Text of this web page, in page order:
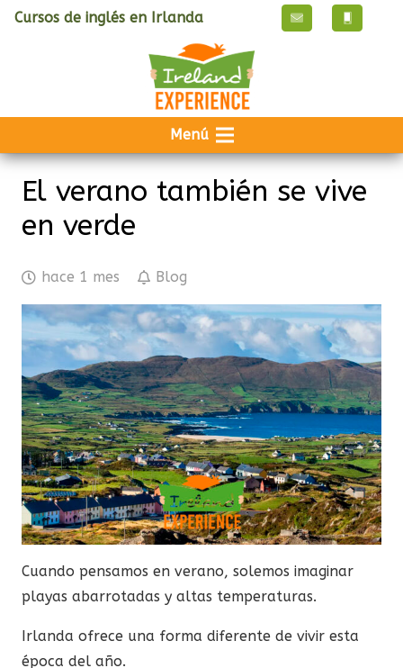
Cursos de inglés en Irlanda
Menú
El verano también se vive
en verde
hace 1 mes Blog
Cuando pensamos en verano, solemos imaginar
playas abarrotadas y altas temperaturas.
Irlanda ofrece una forma diferente de vivir esta
época del año.